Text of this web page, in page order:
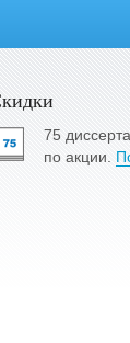
75
по акции.